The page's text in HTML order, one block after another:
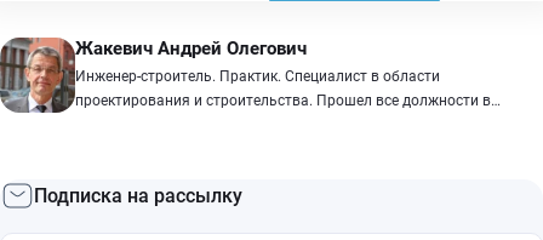
Жакевич Андрей Олегович
Инженер-строитель. Практик. Специалист в области
проектирования и строительства. Прошел все должности в
руководителя организаций государственного, технического
Подписка на рассылку